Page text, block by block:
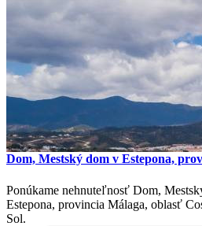
Mimo trhu
Dom, Mestský dom v Estepona,
Ponúkame nehnuteľnosť Dom,
Estepona, provincia Málaga, oblasť
Sol.